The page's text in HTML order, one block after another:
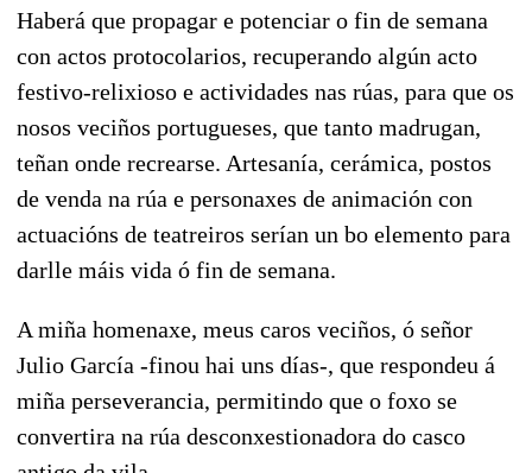
Haberá que propagar e potenciar o fin de semana
con actos protocolarios, recuperando algún acto
festivo-relixioso e actividades nas rúas, para que os
nosos veciños portugueses, que tanto madrugan,
teñan onde recrearse. Artesanía, cerámica, postos
de venda na rúa e personaxes de animación con
actuacións de teatreiros serían un bo elemento para
darlle máis vida ó fin de semana.
A miña homenaxe, meus caros veciños, ó señor
Julio García -finou hai uns días-, que respondeu á
miña perseverancia, permitindo que o foxo se
convertira na rúa desconxestionadora do casco